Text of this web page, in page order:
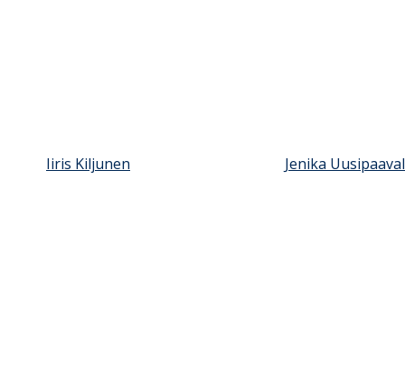
Iiris Kiljunen Jenika